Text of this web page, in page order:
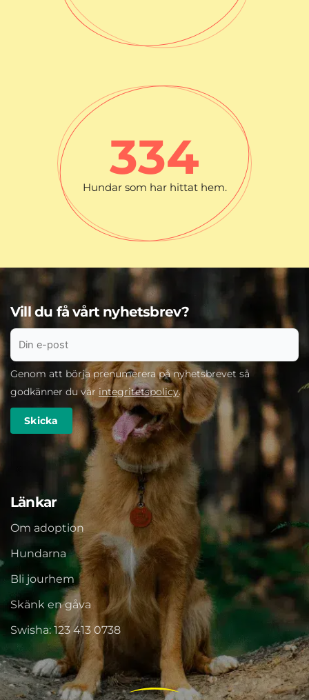
Hundar som har hittat hem.
335
Länkar
Om adoption
Hundarna
Bli jourhem
Skänk en gåva
Swisha: 123 413 0738
Vill du få vårt nyhetsbrev?
Genom att börja prenumerera på nyhetsbrevet så
godkänner du vår integritetspolicy.